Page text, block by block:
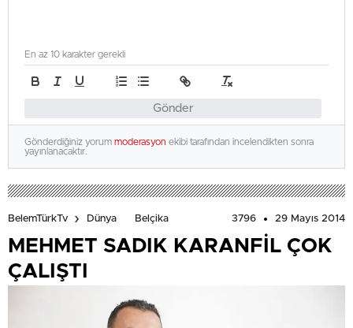
Gönder
En az 10 karakter gerekli
Gönderdiğiniz yorum moderasyon ekibi tarafından incelendikten sonra
yayınlanacaktır.
BelemTürkTv Dünya Belçika 3796 29 Mayıs 2014
MEHMET SADIK KARANFİL ÇOK
ÇALIŞTI